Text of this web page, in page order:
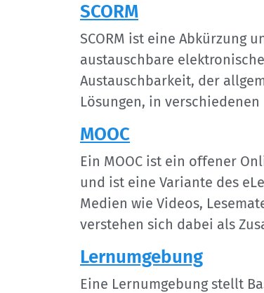
SCORM
SCORM ist eine Abkürzung
austauschbare
Austauschbarkeit, der
Lösungen, in
MOOC
Ein MOOC ist ein offener
und ist eine Variante des
Medien wie Videos,
verstehen sich dabei als
Lernumgebung
Eine Lernumgebung stellt